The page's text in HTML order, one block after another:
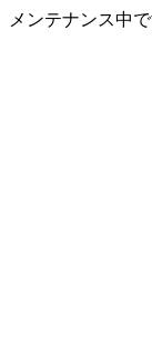
メンテナンス中